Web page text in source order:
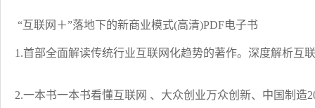
“互联网＋”落地下的新商业模式(高清)PDF电子书
1.首部全面解读传统行业互联网化趋势的著作。深度解析互
2.一本书一本书看懂互联网 、大众创业万众创新、中国制